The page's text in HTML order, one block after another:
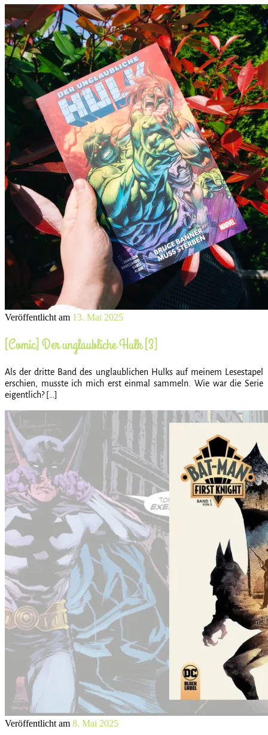
Veröffentlicht am 13. Mai 2025
[Comic] Der unglaubliche Hulk [3]
Als der dritte Band des unglaublichen Hulks auf meinem Lesestapel
erschien, musste ich mich erst einmal sammeln. Wie war die Serie
eigentlich? […]
Veröffentlicht am 8. Mai 2025